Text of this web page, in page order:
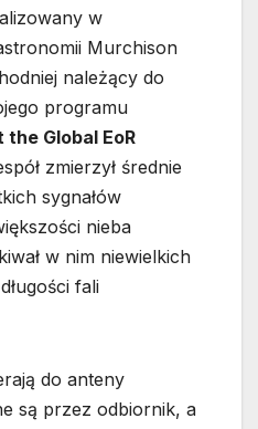
w
Murchison
należący do
programu
Global EoR
zmierzył średnie
sygnałów
nieba
w nim niewielkich
fali
do anteny
są przez odbiornik, a